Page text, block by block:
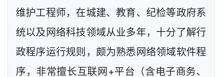
维护工程师，在城建、教育、纪检等政府系
统以及网络科技领域从业多年，十分了解行
政程序运行规则，颇为熟悉网络领域软件程
序，非常擅长互联网+平台（含电子商务、